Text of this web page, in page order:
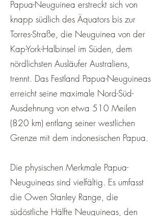
Papua-Neuguinea erstreckt sich von
knapp südlich des Äquators bis zur
Torres-Straße, die Neuguinea von der
Kap-York-Halbinsel im Süden, dem
nördlichsten Ausläufer Australiens,
trennt. Das Festland Papua-Neuguineas
erreicht seine maximale Nord-Süd-
Ausdehnung von etwa 510 Meilen
(820 km) entlang seiner westlichen
Grenze mit dem indonesischen Papua.
Die physischen Merkmale Papua-
Neuguineas sind vielfältig. Es umfasst
die Owen Stanley Range, die
südöstliche Hälfte Neuguineas, den